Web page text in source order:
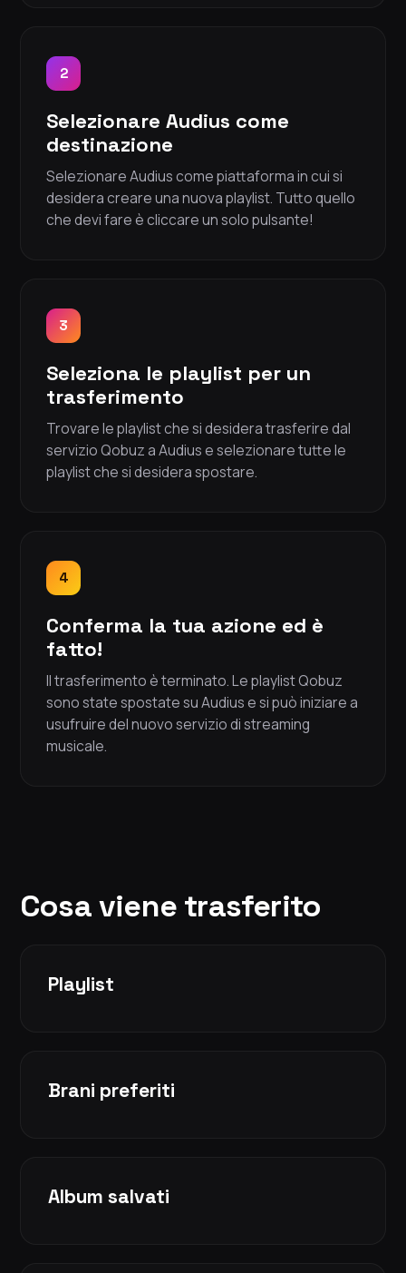
2
Selezionare Audius come
destinazione
Selezionare Audius come piattaforma in cui si
desidera creare una nuova playlist. Tutto quello
che devi fare è cliccare un solo pulsante!
3
Seleziona le playlist per un
trasferimento
Trovare le playlist che si desidera trasferire dal
servizio Qobuz a Audius e selezionare tutte le
playlist che si desidera spostare.
4
Conferma la tua azione ed è
fatto!
Il trasferimento è terminato. Le playlist Qobuz
sono state spostate su Audius e si può iniziare a
usufruire del nuovo servizio di streaming
musicale.
Cosa viene trasferito
Playlist
Brani preferiti
Album salvati